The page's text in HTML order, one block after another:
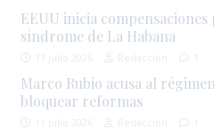
EEUU inicia compensaciones
síndrome de La Habana
Marco Rubio acusa al
bloquear reformas